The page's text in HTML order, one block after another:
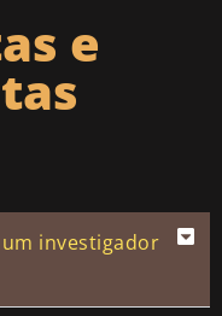
e
investigador